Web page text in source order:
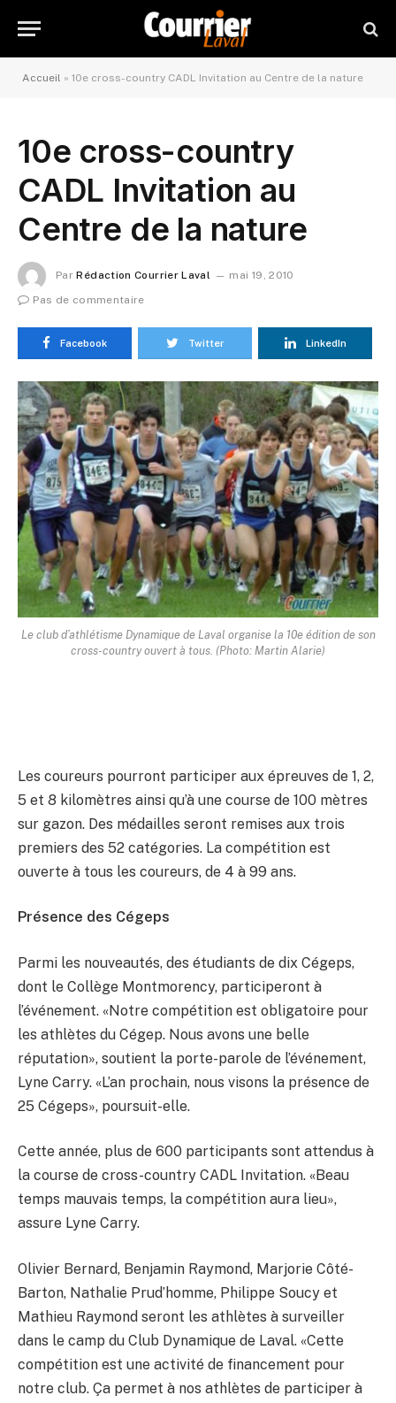
Accueil » 10e cross-country CADL Invitation au Centre de la nature
10e cross-country
CADL Invitation au
Centre de la nature
Par Rédaction Courrier Laval
mai 19, 2010
Pas de commentaire
Facebook Twitter LinkedIn
Le club d’athlétisme Dynamique de Laval organise la 10e édition de son
cross-country ouvert à tous. (Photo: Martin Alarie)
Les coureurs pourront participer aux épreuves de 1, 2,
5 et 8 kilomètres ainsi qu’à une course de 100 mètres
sur gazon. Des médailles seront remises aux trois
premiers des 52 catégories. La compétition est
ouverte à tous les coureurs, de 4 à 99 ans.
Présence des Cégeps
Parmi les nouveautés, des étudiants de dix Cégeps,
dont le Collège Montmorency, participeront à
l’événement. «Notre compétition est obligatoire pour
les athlètes du Cégep. Nous avons une belle
réputation», soutient la porte-parole de l’événement,
Lyne Carry. «L’an prochain, nous visons la présence de
25 Cégeps», poursuit-elle.
Cette année, plus de 600 participants sont attendus à
la course de cross-country CADL Invitation. «Beau
temps mauvais temps, la compétition aura lieu»,
assure Lyne Carry.
Olivier Bernard, Benjamin Raymond, Marjorie Côté-
Barton, Nathalie Prud’homme, Philippe Soucy et
Mathieu Raymond seront les athlètes à surveiller
dans le camp du Club Dynamique de Laval. «Cette
compétition est une activité de financement pour
notre club. Ça permet à nos athlètes de participer à